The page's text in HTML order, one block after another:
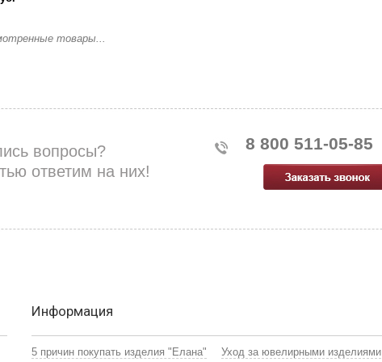
товары...
вопросы?
ответим на них!
8 800 511-05-85
Информация
5 причин покупать изделия "Елана" Уход за ювелирными изделиями